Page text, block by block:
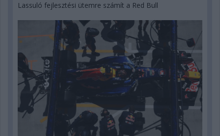
Lassuló fejlesztési ütemre számít a Red Bull